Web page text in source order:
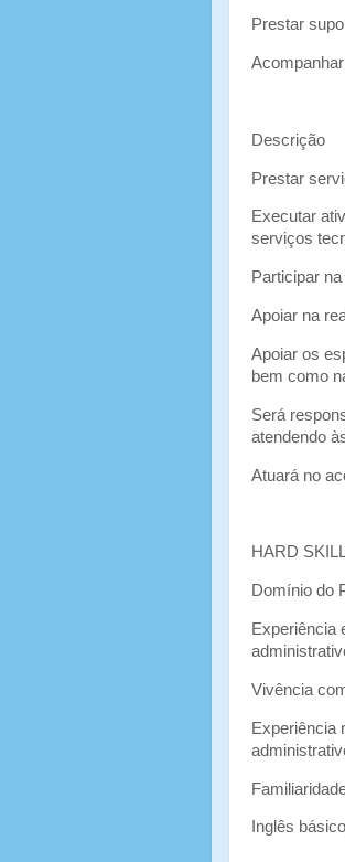
Prestar
Descrição
Prestar
Executar
serviços
Participar
Apoiar na
Apoiar os
bem como
Será
atendendo
Atuará no
HARD
Domínio do
Experiência
Vivência
Experiência
Inglês